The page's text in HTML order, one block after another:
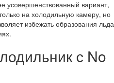
вариант,
на холодильную камеру, но
избежать образования льда
с No